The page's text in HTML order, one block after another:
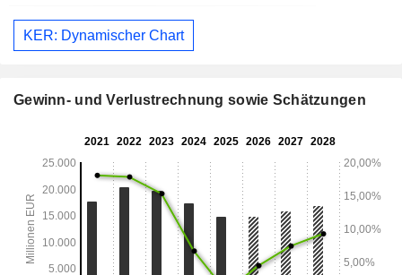
KER: Dynamischer Chart
Gewinn- und Verlustrechnung sowie Schätzungen